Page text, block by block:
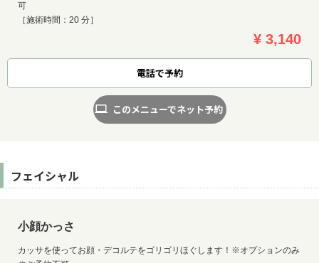
メンズカタログ
可
［施術時間：20 分］
¥ 3,140
電話で予約
このメニューでネット予約
フェイシャル
小顔かっさ
カッサを使ってお顔・デコルテをゴリゴリほぐします！※オプションのみ